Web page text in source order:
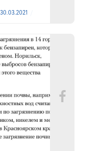
30.03.2021